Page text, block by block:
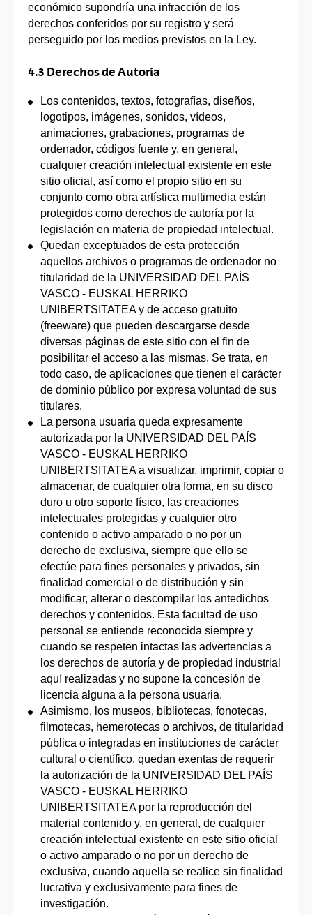
económico supondría una infracción de los
derechos conferidos por su registro y será
perseguido por los medios previstos en la Ley.
4.3 Derechos de Autoría
Los contenidos, textos, fotografías, diseños,
logotipos, imágenes, sonidos, vídeos,
animaciones, grabaciones, programas de
ordenador, códigos fuente y, en general,
cualquier creación intelectual existente en este
sitio oficial, así como el propio sitio en su
conjunto como obra artística multimedia están
protegidos como derechos de autoría por la
legislación en materia de propiedad intelectual.
Quedan exceptuados de esta protección
aquellos archivos o programas de ordenador no
titularidad de la UNIVERSIDAD DEL PAÍS
VASCO - EUSKAL HERRIKO
UNIBERTSITATEA y de acceso gratuito
(freeware) que pueden descargarse desde
diversas páginas de este sitio con el fin de
posibilitar el acceso a las mismas. Se trata, en
todo caso, de aplicaciones que tienen el carácter
de dominio público por expresa voluntad de sus
titulares.
La persona usuaria queda expresamente
autorizada por la UNIVERSIDAD DEL PAÍS
VASCO - EUSKAL HERRIKO
UNIBERTSITATEA a visualizar, imprimir, copiar o
almacenar, de cualquier otra forma, en su disco
duro u otro soporte físico, las creaciones
intelectuales protegidas y cualquier otro
contenido o activo amparado o no por un
derecho de exclusiva, siempre que ello se
efectúe para fines personales y privados, sin
finalidad comercial o de distribución y sin
modificar, alterar o descompilar los antedichos
derechos y contenidos. Esta facultad de uso
personal se entiende reconocida siempre y
cuando se respeten intactas las advertencias a
los derechos de autoría y de propiedad industrial
aquí realizadas y no supone la concesión de
licencia alguna a la persona usuaria.
Asimismo, los museos, bibliotecas, fonotecas,
filmotecas, hemerotecas o archivos, de titularidad
pública o integradas en instituciones de carácter
cultural o científico, quedan exentas de requerir
la autorización de la UNIVERSIDAD DEL PAÍS
VASCO - EUSKAL HERRIKO
UNIBERTSITATEA por la reproducción del
material contenido y, en general, de cualquier
creación intelectual existente en este sitio oficial
o activo amparado o no por un derecho de
exclusiva, cuando aquella se realice sin finalidad
lucrativa y exclusivamente para fines de
investigación.